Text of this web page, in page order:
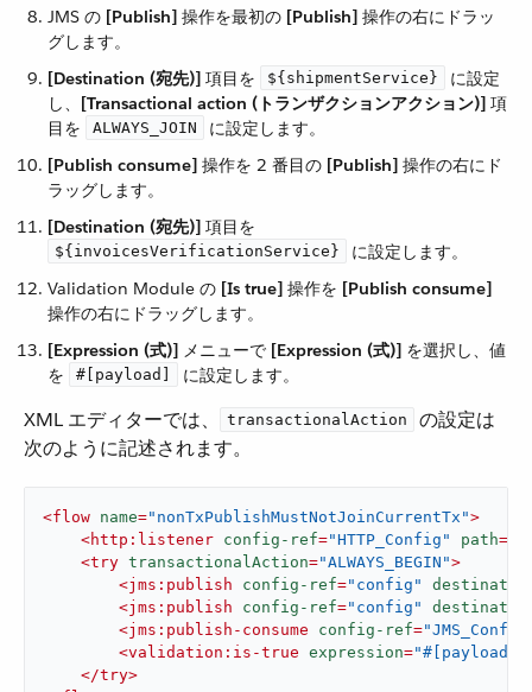
JMS の ​ [Publish] ​ 操作を最初の ​ [Publish] ​ 操作の右にドラッ
グします。
[Destination (宛先)] ​ 項目を ​ ${shipmentService}
​ に設定
し、​ [Transactional action (トランザクションアクション)] ​ 項
目を ​
ALWAYS_JOIN
​ に設定します。
[Publish consume] ​ 操作を 2 番目の ​ [Publish] ​ 操作の右にド
ラッグします。
[Destination (宛先)] ​ 項目を ​
${invoicesVerificationService}
​ に設定します。
Validation Module の ​ [Is true] ​ 操作を ​ [Publish consume]
操作の右にドラッグします。
[Expression (式)] ​ メニューで ​ [Expression (式)] ​ を選択し、値
を ​
#[payload] ​ に設定します。
XML エディターでは、​ transactionalAction
​ の設定は
次のように記述されます。
<flow name="nonTxPublishMustNotJoinCurrentTx">
<http:listener config-ref="HTTP_Config" path=
<try transactionalAction="ALWAYS_BEGIN">
<jms:publish config-ref="config"
<jms:publish config-ref="config"
<jms:publish-consume config-ref=
<validation:is-true expression="#[payload]"
</try>